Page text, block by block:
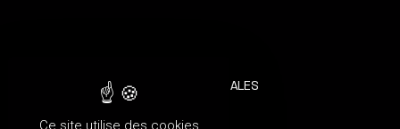
MENTIONS LÉGALES
Ce site utilise des cookies